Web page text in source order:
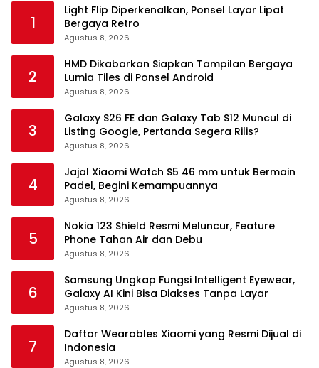
1
Light Flip Diperkenalkan, Ponsel Layar Lipat
Bergaya Retro
Agustus 8, 2026
2
HMD Dikabarkan Siapkan Tampilan Bergaya
Lumia Tiles di Ponsel Android
Agustus 8, 2026
3
Galaxy S26 FE dan Galaxy Tab S12 Muncul di
Listing Google, Pertanda Segera Rilis?
Agustus 8, 2026
4
Jajal Xiaomi Watch S5 46 mm untuk Bermain
Padel, Begini Kemampuannya
Agustus 8, 2026
5
Nokia 123 Shield Resmi Meluncur, Feature
Phone Tahan Air dan Debu
Agustus 8, 2026
6
Samsung Ungkap Fungsi Intelligent Eyewear,
Galaxy AI Kini Bisa Diakses Tanpa Layar
Agustus 8, 2026
7
Daftar Wearables Xiaomi yang Resmi Dijual di
Indonesia
Agustus 8, 2026